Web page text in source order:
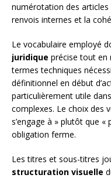
numérotation des
renvois internes et la
Le vocabulaire employé
juridique précise tout en
termes techniques
définitionnel en début
particulièrement utile
complexes. Le choix des
s’engage à » plutôt que «
obligation ferme.
Les titres et sous-titres
structuration visuelle